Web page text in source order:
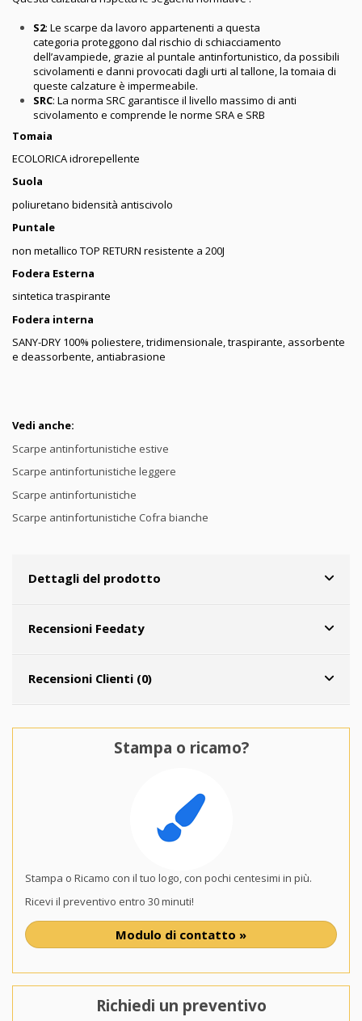
S2: Le scarpe da lavoro appartenenti a questa
categoria proteggono dal rischio di schiacciamento
dell’avampiede, grazie al puntale antinfortunistico, da possibili
scivolamenti e danni provocati dagli urti al tallone, la tomaia di
queste calzature è impermeabile.
SRC: La norma SRC garantisce il livello massimo di anti
scivolamento e comprende le norme SRA e SRB
Tomaia
ECOLORICA idrorepellente
Suola
poliuretano bidensità antiscivolo
Puntale
non metallico TOP RETURN resistente a 200J
Fodera Esterna
sintetica traspirante
Fodera interna
SANY-DRY 100% poliestere, tridimensionale, traspirante, assorbente
e deassorbente, antiabrasione
Vedi anche:
Scarpe antinfortunistiche estive
Scarpe antinfortunistiche leggere
Scarpe antinfortunistiche
Scarpe antinfortunistiche Cofra bianche
Dettagli del prodotto
Recensioni Feedaty
Recensioni Clienti (0)
Stampa o ricamo?
Stampa o Ricamo con il tuo logo, con pochi centesimi in più.
Ricevi il preventivo entro 30 minuti!
Modulo di contatto »
Richiedi un preventivo